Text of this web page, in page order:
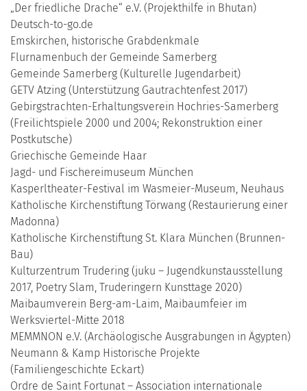
„Der friedliche Drache“ e.V. (Projekthilfe in Bhutan)
Deutsch-to-go.de
Emskirchen, historische Grabdenkmale
Flurnamenbuch der Gemeinde Samerberg
Gemeinde Samerberg (Kulturelle Jugendarbeit)
GETV Atzing (Unterstützung Gautrachtenfest 2017)
Gebirgstrachten-Erhaltungsverein Hochries-Samerberg
(Freilichtspiele 2000 und 2004; Rekonstruktion einer
Postkutsche)
Griechische Gemeinde Haar
Jagd- und Fischereimuseum München
Kasperltheater-Festival im Wasmeier-Museum, Neuhaus
Katholische Kirchenstiftung Törwang (Restaurierung einer
Madonna)
Katholische Kirchenstiftung St. Klara München (Brunnen-
Bau)
Kulturzentrum Trudering (juku – Jugendkunstausstellung
2017, Poetry Slam, Truderingern Kunsttage 2020)
Maibaumverein Berg-am-Laim, Maibaumfeier im
Werksviertel-Mitte 2018
MEMMNON e.V. (Archäologische Ausgrabungen in Ägypten)
Neumann & Kamp Historische Projekte
(Familiengeschichte Eckart)
Ordre de Saint Fortunat – Association internationale